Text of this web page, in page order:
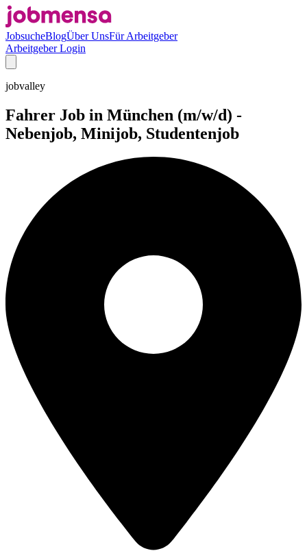
JobsucheBlogÜber UnsFür Arbeitgeber
Arbeitgeber Login
jobvalley
Fahrer Job in München (m/w/d) -
Nebenjob, Minijob, Studentenjob